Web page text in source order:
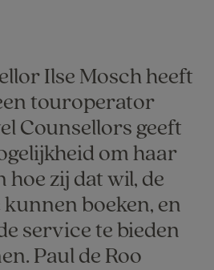
Ilse Mosch heeft
touroperator
Counsellors geeft
om haar
hoe zij dat wil, de
boeken, en
service te bieden
Paul de Roo